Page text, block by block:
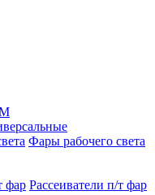
Фары рабочего света
Рассеиватели п/т фар